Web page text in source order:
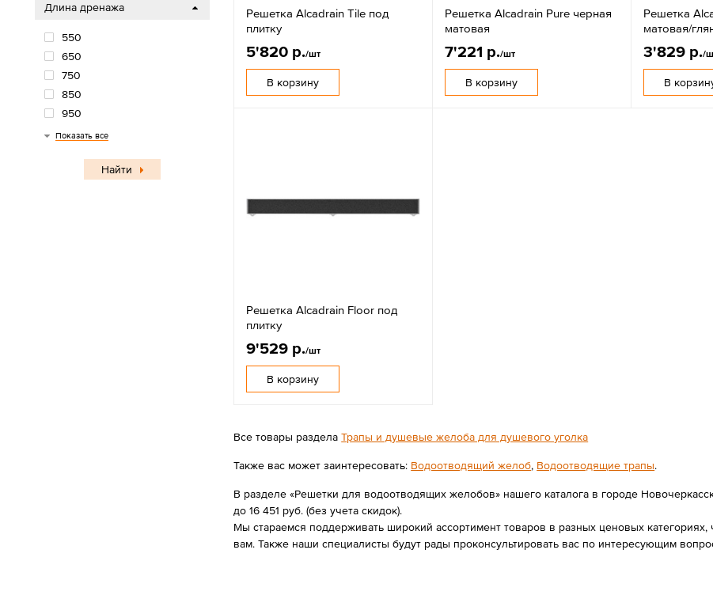
Решетка Alcadrain Tile под
плитку
5'820 р./шт
В корзину
Решетка Alcadrain Pure черная
матовая
7'221 р./шт
В корзину
Решетка
матовая/
3'829 р./
В
Решетка Alcadrain Floor под
плитку
9'529 р./шт
В корзину
Все товары разделаТрапы и душевые желоба для душевого уголка
Также вас может заинтересовать: Водоотводящий желоб, Водоотводящие трапы.
В разделе «Решетки для водоотводящих желобов» нашего каталога в городе
до 16 451 руб. (без учета скидок).
Мы стараемся поддерживать широкий ассортимент товаров в разных ценовых
вам. Также наши специалисты будут рады проконсультировать вас по интересующим
Длина дренажа
550
650
750
850
950
1050
1150
-300
Показать все
Найти